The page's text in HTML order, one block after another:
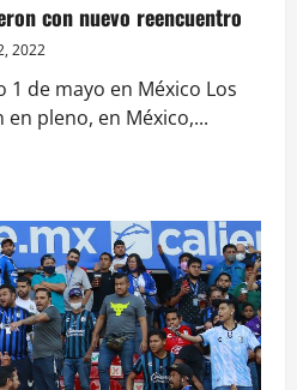
con nuevo reencuentro
2022
1 de mayo en México Los
pleno, en México,...